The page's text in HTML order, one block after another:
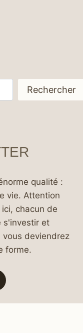
Rechercher
qualité :
vie. Attention
chacun de
s'investir et
deviendrez
forme.